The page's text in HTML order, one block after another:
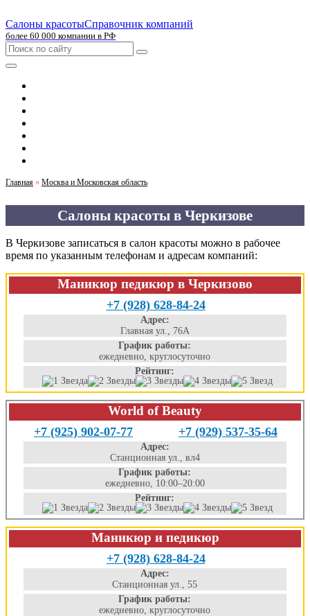
Салоны красотыСправочник компаний
более 60 000 компании в РФ
Главная » Москва и Московская область
Салоны красоты в Черкизове
В Черкизове записаться в салон красоты можно в рабочее
время по указанным телефонам и адресам компаний:
Маникюр педикюр в Черкизово
+7 (928) 628-84-24
Адрес:
Главная ул., 76А
График работы:
ежедневно, круглосуточно
Рейтинг:
World of Beauty
+7 (925) 902-07-77 +7 (929) 537-35-64
Адрес:
Станционная ул., вл4
График работы:
ежедневно, 10:00–20:00
Рейтинг:
Маникюр и педикюр
+7 (928) 628-84-24
Адрес:
Станционная ул., 55
График работы:
ежедневно, круглосуточно